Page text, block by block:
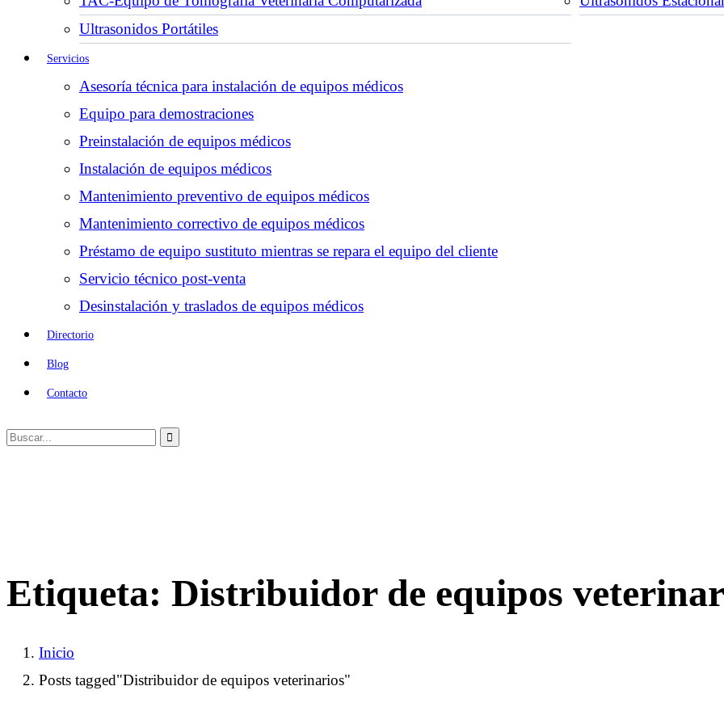
Ultrasonidos Portátiles
Servicios
Asesoría técnica para instalación de equipos médicos
Equipo para demostraciones
Preinstalación de equipos médicos
Instalación de equipos médicos
Mantenimiento preventivo de equipos médicos
Mantenimiento correctivo de equipos médicos
Préstamo de equipo sustituto mientras se repara el equipo del cliente
Servicio técnico post-venta
Desinstalación y traslados de equipos médicos
Directorio
Blog
Contacto
Etiqueta: Distribuidor de equipos
Inicio
Posts tagged"Distribuidor de equipos veterinarios"